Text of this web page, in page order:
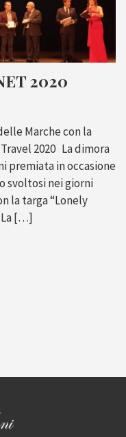
2020
Marche con la
2020 La dimora
premiata in occasione
svoltosi nei giorni
la targa “Lonely
La […]